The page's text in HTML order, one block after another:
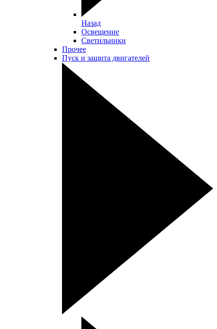
Назад
Освещение
Светильники
Прочее
Пуск и защита двигателей